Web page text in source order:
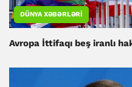
DÜNYA XƏBƏRLƏRI
Avropa İttifaqı beş iranlı